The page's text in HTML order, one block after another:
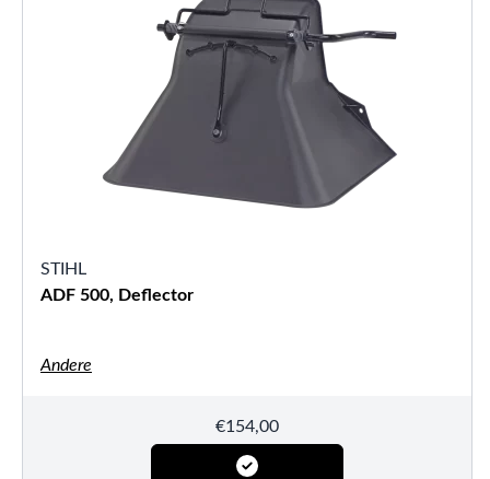
STIHL
ADF 500, Deflector
Andere
€154,00